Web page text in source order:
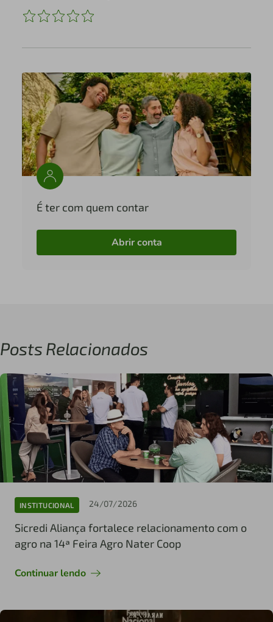
É ter com quem contar
Abrir conta
Posts Relacionados
INSTITUCIONAL 24/07/2026
Sicredi Aliança fortalece relacionamento com o
agro na 14ª Feira Agro Nater Coop
Continuar lendo